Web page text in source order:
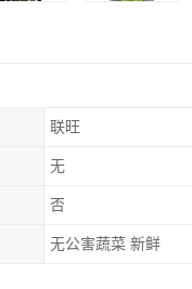
联旺
无
否
无公害蔬菜 新鲜